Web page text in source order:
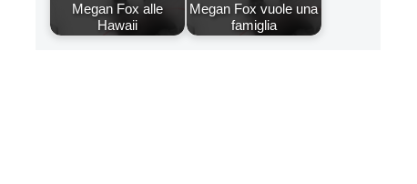
Megan Fox alle
Hawaii
Megan Fox vuole una
famiglia